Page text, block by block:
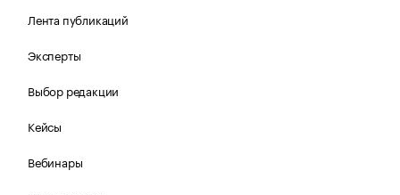
Лента публикаций
Эксперты
Выбор редакции
Кейсы
Вебинары